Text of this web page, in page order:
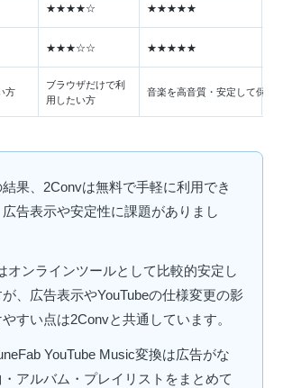
★★★★☆ ★★★★★
★★★☆☆ ★★★★★
方
ブラウザだけで利
用したい方
音楽を高音質・安定して保存
結果、2Convは無料で手軽に利用でき
告表示や安定性に課題がありまし
オンラインツールとして比較的安定し
、広告表示やYouTubeの仕様変更の影
すい点は2Convと共通しています。
YouTube Music変換は広告がな
・アルバム・プレイリストをまとめて